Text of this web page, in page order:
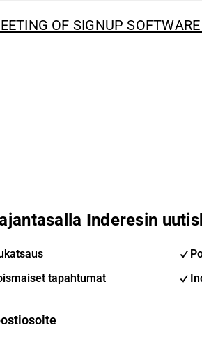
OF SIGNUP
Inderesin
tapahtumat